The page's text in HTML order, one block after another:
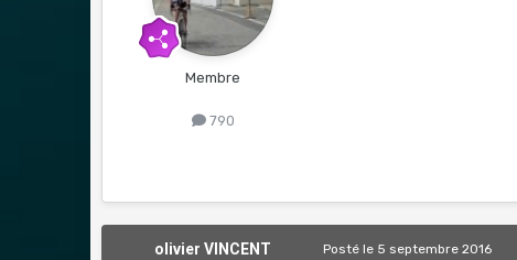
Membre
790
olivier VINCENT Postéle 5 septembre 2016